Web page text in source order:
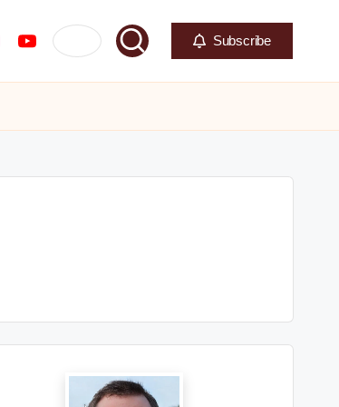
Subscribe